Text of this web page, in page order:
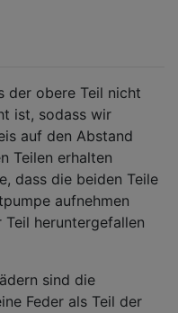
der obere Teil nicht
ist, sodass wir
auf den Abstand
Teilen erhalten
dass die beiden Teile
aufnehmen
heruntergefallen
sind die
Feder als Teil der